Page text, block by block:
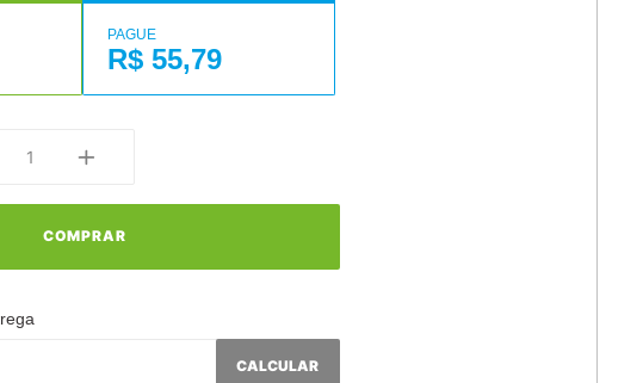
PAGUE
R$ 55,79
COMPRAR
CALCULAR